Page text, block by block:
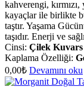
kahverengi,
kayaçlar ile birlikte
taştır. Yaşama
taşıdır. Enerji ve
Cinsi: Çilek Kuvars
Kaplama Özelliği:
0,00₺ Devamını oku